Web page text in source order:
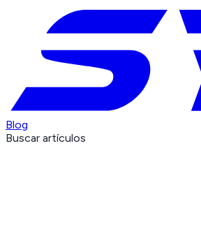
Blog
Buscar artículos